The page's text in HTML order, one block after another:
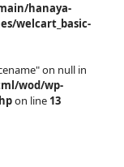
hanaya-
welcart_basic-
on null in
wod/wp-
on line 13